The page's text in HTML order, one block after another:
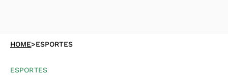
HOME>ESPORTES
ESPORTES